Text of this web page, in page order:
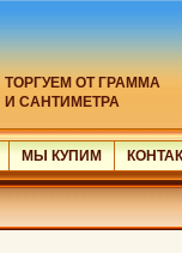
ТОРГУЕМ ОТ ГРАММА
И САНТИМЕТРА
МЫ КУПИМ